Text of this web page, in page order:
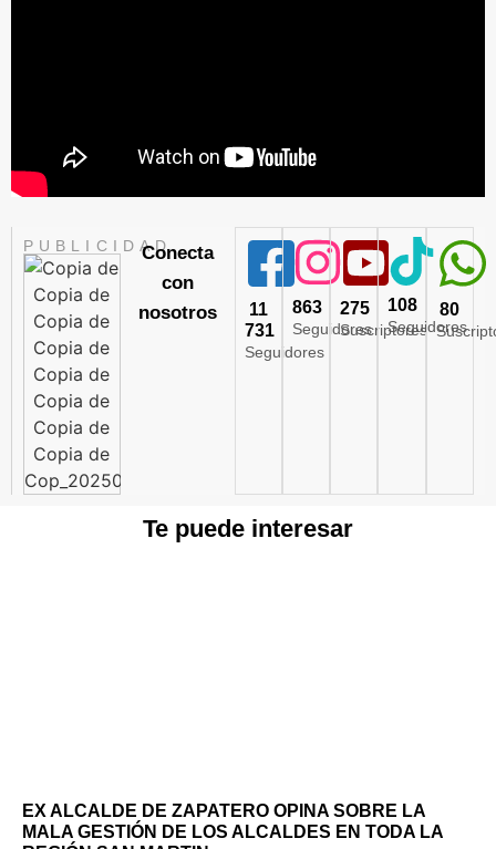
PUBLICIDADConecta
con
nosotros
11
731
Seguidores
863
Seguidores
275
Suscriptores
108
Seguidores
80
Te puede interesar
EX ALCALDE DE ZAPATERO OPINA SOBRE LA
MALA GESTIÓN DE LOS ALCALDES EN TODA LA